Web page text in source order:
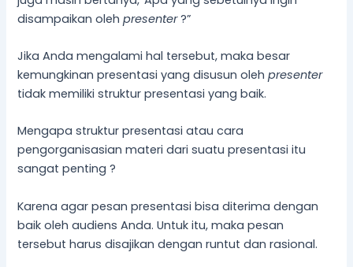
disampaikan olehpresenter?”
Jika Anda mengalami hal tersebut, maka besar
kemungkinan presentasi yang disusun olehpresenter
tidak memiliki struktur presentasi yang baik.
Mengapa struktur presentasi atau cara
pengorganisasian materi dari suatu presentasi itu
sangat penting ?
Karena agar pesan presentasi bisa diterima dengan
baik oleh audiens Anda. Untuk itu, maka pesan
tersebut harus disajikan dengan runtut dan rasional.